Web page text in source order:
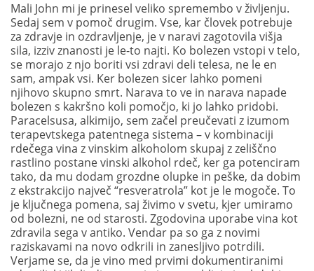
Mali John mi je prinesel veliko spremembo v življenju.
Sedaj sem v pomoč drugim. Vse, kar človek potrebuje
za zdravje in ozdravljenje, je v naravi zagotovila višja
sila, izziv znanosti je le-to najti. Ko bolezen vstopi v telo,
se morajo z njo boriti vsi zdravi deli telesa, ne le en
sam, ampak vsi. Ker bolezen sicer lahko pomeni
njihovo skupno smrt. Narava to ve in narava napade
bolezen s kakršno koli pomočjo, ki jo lahko pridobi.
Paracelsusa, alkimijo, sem začel preučevati z izumom
terapevtskega patentnega sistema – v kombinaciji
rdečega vina z vinskim alkoholom skupaj z zeliščno
rastlino postane vinski alkohol rdeč, ker ga potenciram
tako, da mu dodam grozdne olupke in peške, da dobim
z ekstrakcijo največ “resveratrola” kot je le mogoče. To
je ključnega pomena, saj živimo v svetu, kjer umiramo
od bolezni, ne od starosti. Zgodovina uporabe vina kot
zdravila sega v antiko. Vendar pa so ga z novimi
raziskavami na novo odkrili in zanesljivo potrdili.
Verjame se, da je vino med prvimi dokumentiranimi